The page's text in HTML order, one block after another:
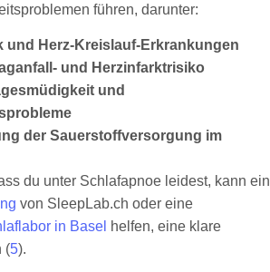
führen, darunter:
und Herz-Kreislauf-Erkrankungen
und Herzinfarktrisiko
und
der Sauerstoffversorgung im
du unter Schlafapnoe leidest, kann ein
von SleepLab.ch oder eine
in Basel helfen, eine klare
(5).